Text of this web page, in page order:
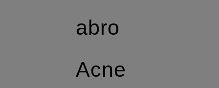
abro
Acne